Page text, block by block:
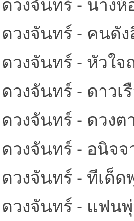
วงจันทร์ - คนดั
วงจันทร์ - หัวใจ
วงจันทร์ - ดาวเ
วงจันทร์ - ดวงต
วงจันทร์ - อนิจจ
วงจันทร์ - ทีเด็ด
วงจันทร์ - แฟน